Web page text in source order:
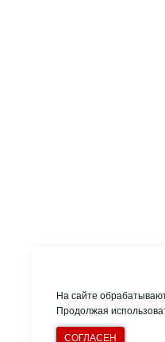
На сайте
Продолжая
СОГЛАСЕН